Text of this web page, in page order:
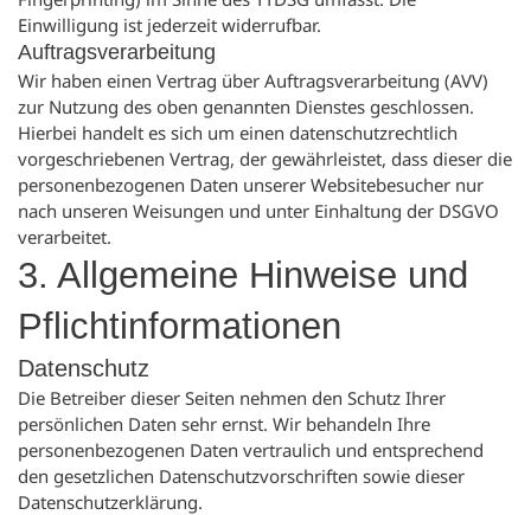
Einwilligung ist jederzeit widerrufbar.
Auftragsverarbeitung
Wir haben einen Vertrag über Auftragsverarbeitung (AVV)
zur Nutzung des oben genannten Dienstes geschlossen.
Hierbei handelt es sich um einen datenschutzrechtlich
vorgeschriebenen Vertrag, der gewährleistet, dass dieser die
personenbezogenen Daten unserer Websitebesucher nur
nach unseren Weisungen und unter Einhaltung der DSGVO
verarbeitet.
3. Allgemeine Hinweise und
Pflicht­informationen
Datenschutz
Die Betreiber dieser Seiten nehmen den Schutz Ihrer
persönlichen Daten sehr ernst. Wir behandeln Ihre
personenbezogenen Daten vertraulich und entsprechend
den gesetzlichen Datenschutzvorschriften sowie dieser
Datenschutzerklärung.